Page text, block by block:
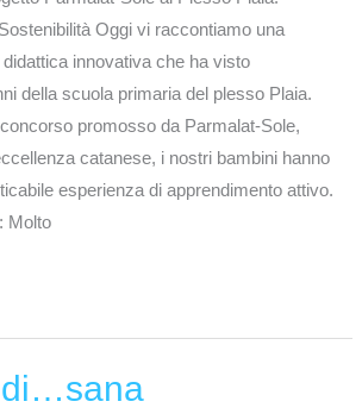
Oggi vi raccontiamo una
innovativa che ha visto
della scuola primaria del plesso Plaia.
promosso da Parmalat-Sole,
catanese, i nostri bambini hanno
esperienza di apprendimento attivo.
Molto
di…sana